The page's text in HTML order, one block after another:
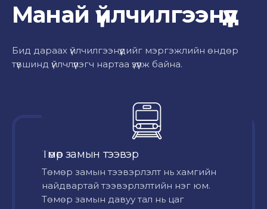
Манай үйлчилгээнүүд
Бид дараах үйлчилгээнүүдийг мэргэжлийн өндөр
түвшинд үйлчлүүлэгч нартаа үзүүлж байна.
Төмөр замын тээвэр
Төмөр замын тээвэрлэлт нь хамгийн
найдвартай тээвэрлэлтийн нэг юм.
Төмөр замын давуу тал нь цаг